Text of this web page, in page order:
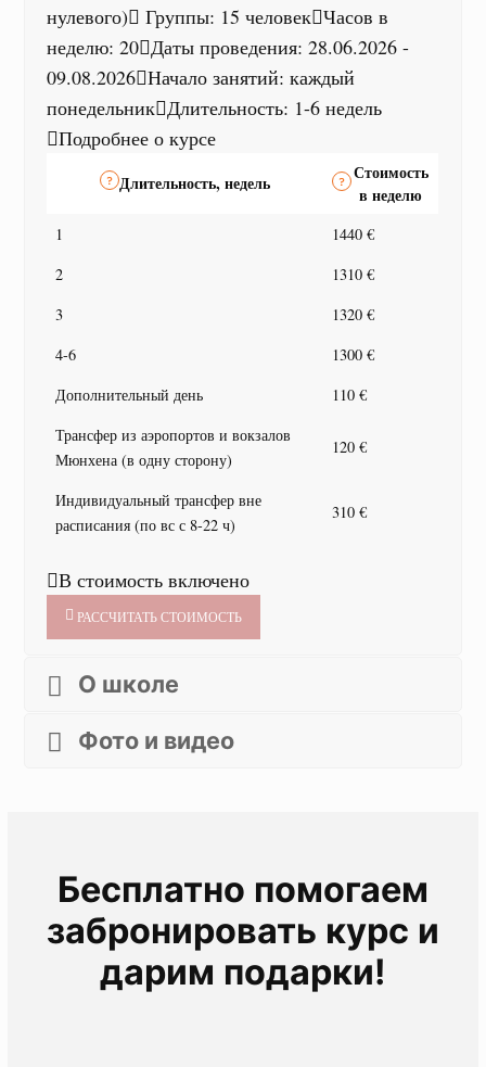
нулевого)
Группы: 15 человек Часов в
неделю: 20 Даты проведения: 28.06.2026 -
09.08.2026 Начало занятий: каждый
понедельник Длительность: 1-6 недель
Подробнее о курсе
Длительность, недель
Стоимость
в неделю
1
1440 €
2
1310 €
3
1320 €
4-6
1300 €
Дополнительный день
110 €
Трансфер из аэропортов и вокзалов
Мюнхена (в одну сторону)
120 €
Индивидуальный трансфер вне
расписания (по вс с 8-22 ч)
310 €
В стоимость включено
РАССЧИТАТЬ СТОИМОСТЬ
О школе
Фото и видео
Бесплатно помогаем
забронировать курс и
дарим подарки!